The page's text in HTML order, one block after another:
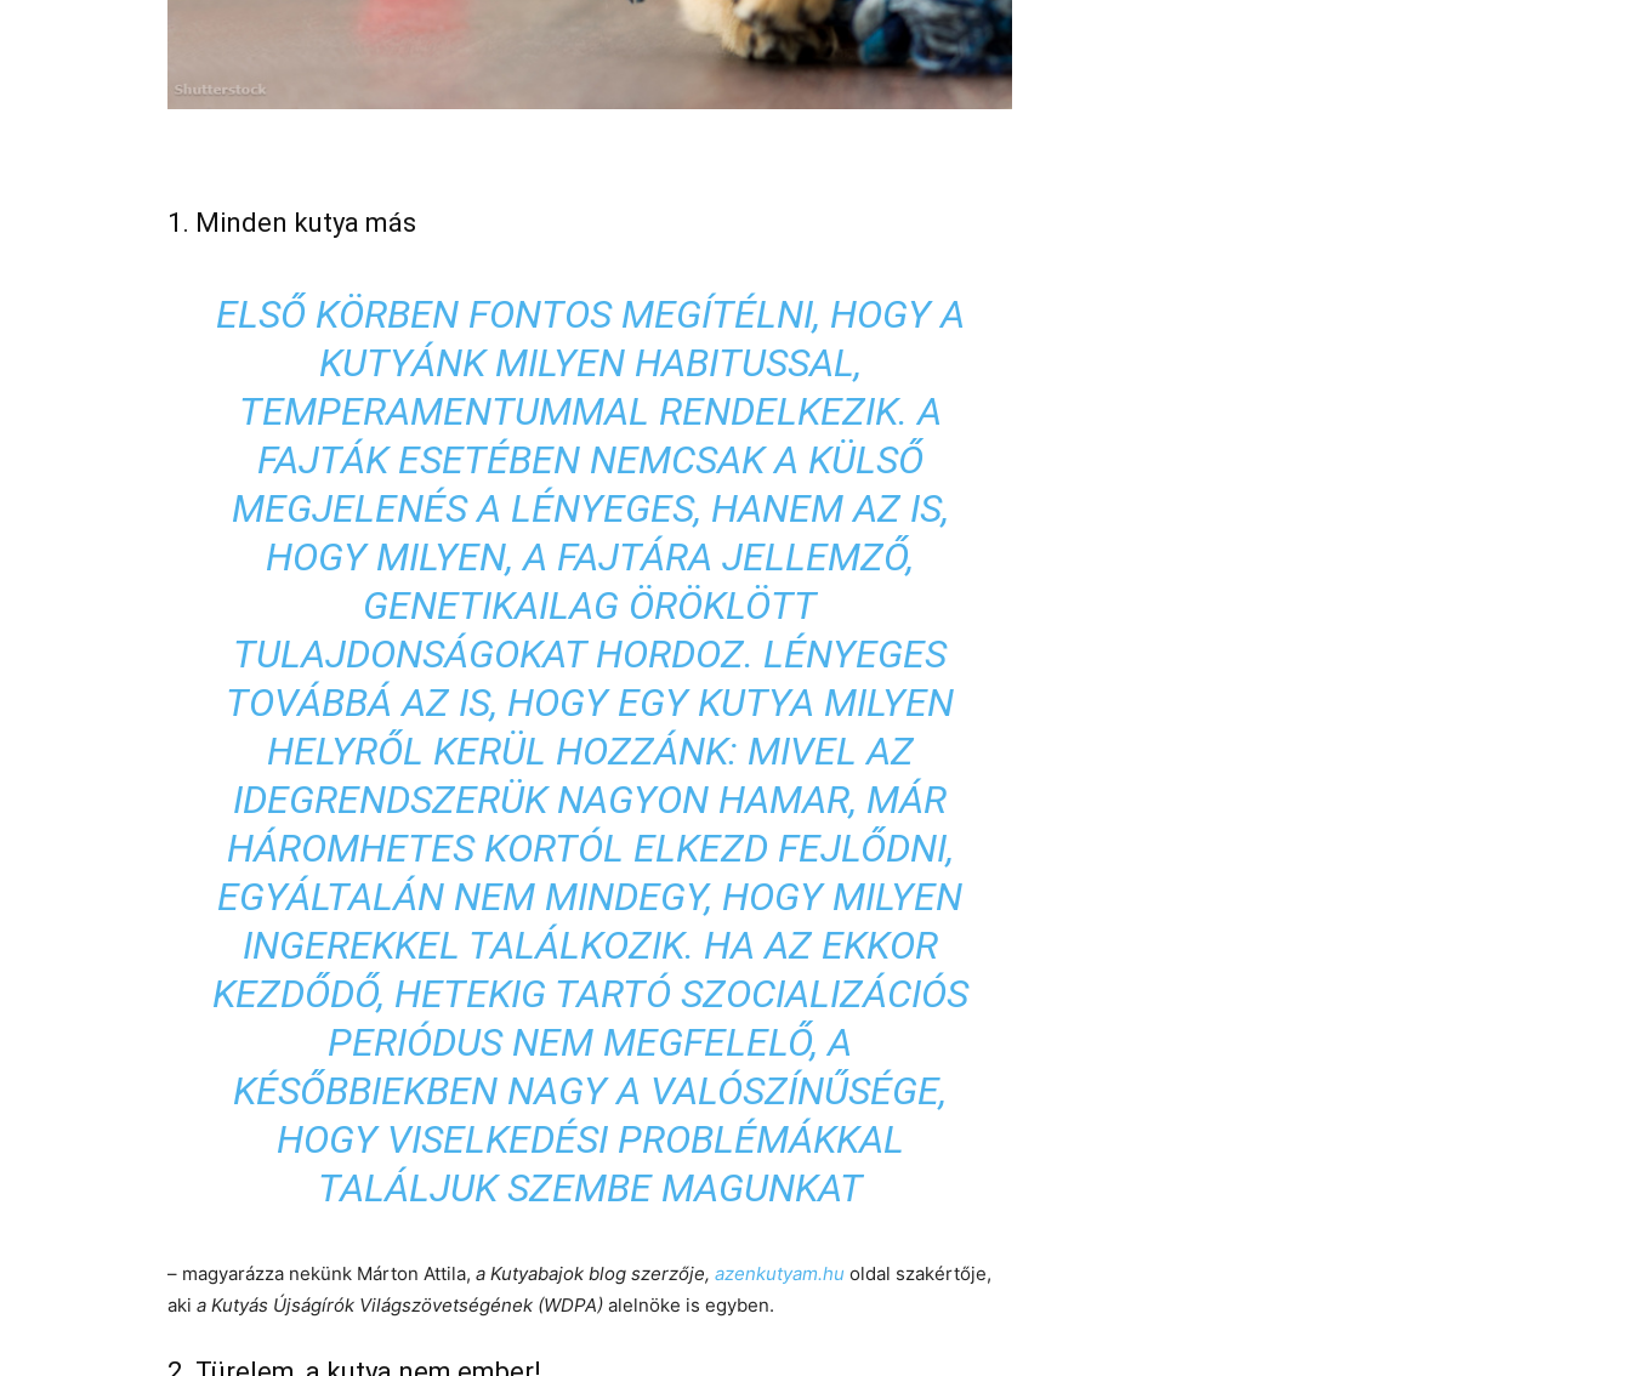
1. Minden kutya más
ELSŐ KÖRBEN FONTOS MEGÍTÉLNI, HOGY A
KUTYÁNK MILYEN HABITUSSAL,
TEMPERAMENTUMMAL RENDELKEZIK. A
FAJTÁK ESETÉBEN NEMCSAK A KÜLSŐ
MEGJELENÉS A LÉNYEGES, HANEM AZ IS,
HOGY MILYEN, A FAJTÁRA JELLEMZŐ,
GENETIKAILAG ÖRÖKLÖTT
TULAJDONSÁGOKAT HORDOZ. LÉNYEGES
TOVÁBBÁ AZ IS, HOGY EGY KUTYA MILYEN
HELYRŐL KERÜL HOZZÁNK: MIVEL AZ
IDEGRENDSZERÜK NAGYON HAMAR, MÁR
HÁROMHETES KORTÓL ELKEZD FEJLŐDNI,
EGYÁLTALÁN NEM MINDEGY, HOGY MILYEN
INGEREKKEL TALÁLKOZIK. HA AZ EKKOR
KEZDŐDŐ, HETEKIG TARTÓ SZOCIALIZÁCIÓS
PERIÓDUS NEM MEGFELELŐ, A
KÉSŐBBIEKBEN NAGY A VALÓSZÍNŰSÉGE,
HOGY VISELKEDÉSI PROBLÉMÁKKAL
TALÁLJUK SZEMBE MAGUNKAT
– magyarázza nekünk Márton Attila, a Kutyabajok blog szerzője, azenkutyam.hu oldal szakértője,
aki a Kutyás Újságírók Világszövetségének (WDPA) alelnöke is egyben.